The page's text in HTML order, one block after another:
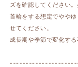
ズを確認してください
首輪をする想定でやや
せてください。
成長期や季節で変化す